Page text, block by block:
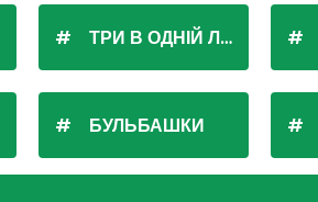
ТРИ В ОДНІЙ ЛІНІЇ
БУЛЬБАШКИ